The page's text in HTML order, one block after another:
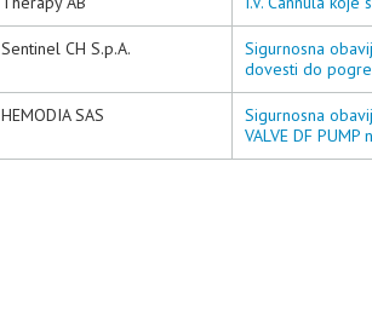
Sentinel CH S.p.A.
Sigurnosna
dovesti do
HEMODIA SAS
Sigurnosna
VALVE DF